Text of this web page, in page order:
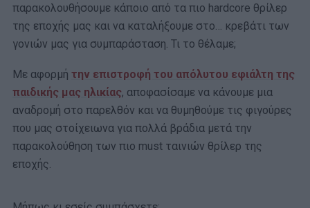
παρακολουθήσουμε κάποιο από τα πιο hardcore θρίλερ
της εποχής μας και να καταλήξουμε στο… κρεβάτι των
γονιών μας για συμπαράσταση. Τι το θέλαμε;
Με αφορμή την επιστροφή του απόλυτου εφιάλτη της
παιδικής μας ηλικίας, αποφασίσαμε να κάνουμε μια
αναδρομή στο παρελθόν και να θυμηθούμε τις φιγούρες
που μας στοίχειωνα για πολλά βράδια μετά την
παρακολούθηση των πιο must ταινιών θρίλερ της
εποχής.